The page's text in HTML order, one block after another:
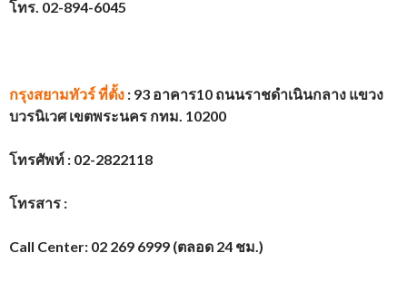
โทร. 02-894-6045
กรุงสยามทัวร์ที่ตั้ง : 93 อาคาร10 ถนนราชดำเนินกลาง แขวง
บวรนิเวศ เขตพระนคร กทม. 10200
โทรศัพท์ : 02-2822118
โทรสาร :
Call Center: 02 269 6999 (ตลอด 24 ชม.)